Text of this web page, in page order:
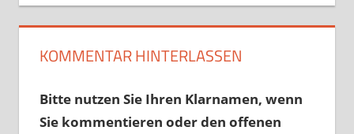
KOMMENTAR HINTERLASSEN
Bitte nutzen Sie Ihren Klarnamen, wenn
Sie kommentieren oder den offenen